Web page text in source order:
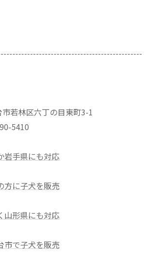
若林区六丁の目東町3-1
5410
岩手県にも対応
方に子犬を販売
山形県にも対応
市で子犬を販売